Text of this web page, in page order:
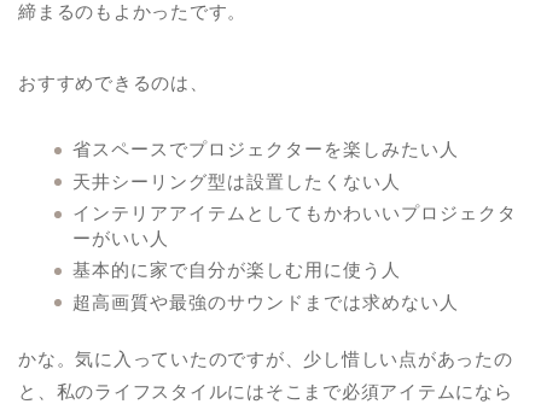
締まるのもよかったです。
おすすめできるのは、
省スペースでプロジェクターを楽しみたい人
天井シーリング型は設置したくない人
インテリアアイテムとしてもかわいいプロジェクタ
ーがいい人
基本的に家で自分が楽しむ用に使う人
超高画質や最強のサウンドまでは求めない人
かな。気に入っていたのですが、少し惜しい点があったの
と、私のライフスタイルにはそこまで必須アイテムになら